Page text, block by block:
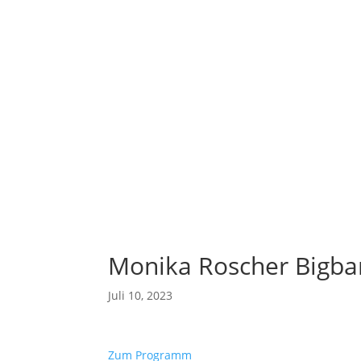
Monika Roscher
Juli 10, 2023
Zum Programm